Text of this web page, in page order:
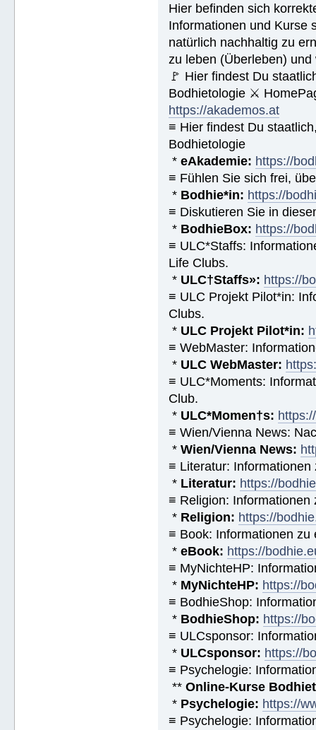
Hier befinden sich
Informationen und Kurse
natürlich nachhaltig zu
zu leben (Überleben)
🚩 Hier findest Du
Bodhietologie ⚔
https://akademos.at
≡ Hier findest Du
Bodhietologie
*eAkademie: https://
≡ Fühlen Sie sich frei,
* Bodhie*in: https://
≡ Diskutieren Sie in
* BodhieBox: https://
≡ ULC*Staffs:
Life Clubs.
* ULC†Staffs»: https://
≡ ULC Projekt Pilot*in:
Clubs.
* ULC Projekt Pilot*in:
≡ WebMaster:
* ULC WebMaster:
≡ ULC*Moments:
Club.
* ULC*Momen†s:
≡ Wien/Vienna News:
*Wien/Vienna News:
≡ Literatur:
* Literatur: https://
≡ Religion: Informationen
* Religion: https://
≡ Book: Informationen zu
*eBook: https://
≡ MyNichteHP:
* MyNichteHP: https://
≡ BodhieShop:
* BodhieShop: https://
≡ ULCsponsor:
* ULCsponsor: https://
≡ Psychelogie:
**Online-Kurse
* Psychelogie: https://
≡ Psychelogie: